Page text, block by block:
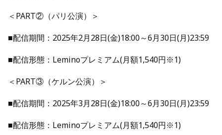
＜PART②（パリ公演）＞
■配信期間：2025年2月28日(金)18:00～6月30日(月)23:59
■配信形態：Leminoプレミアム(月額1,540円※1)
＜PART③（ケルン公演）＞
■配信期間：2025年3月28日(金)18:00～6月30日(月)23:59
■配信形態：Leminoプレミアム(月額1,540円※1)